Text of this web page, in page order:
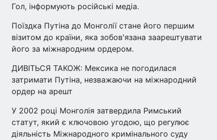
Гол, інформують російські медіа.
Поїздка Путіна до Монголії стане його першим
візитом до країни, яка зобов'язана заарештувати
його за міжнародним ордером.
ДИВІТЬСЯ ТАКОЖ: Мексика не погодилася
затримати Путіна, незважаючи на міжнародний
ордер на арешт
У 2002 році Монголія затвердила Римський
статут, який є ключовою угодою, що регулює
діяльність Міжнародного кримінального суду